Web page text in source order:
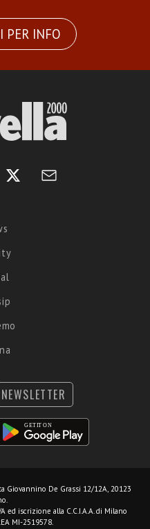
PER INFO
NEWSLETTER
Giovannino De Grassi 12/12A, 20123
ed iscrizione alla C.C.I.A.A. di Milano
MI-2519578.